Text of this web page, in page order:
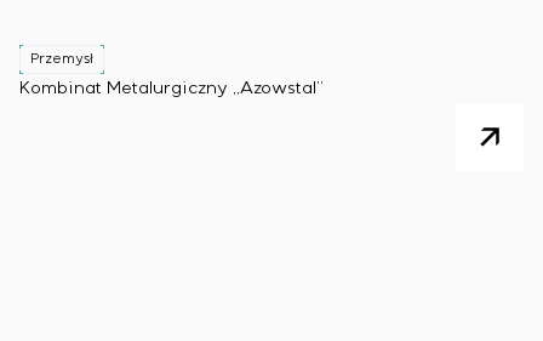
Przemysł
Kombinat Metalurgiczny „Azowstal”